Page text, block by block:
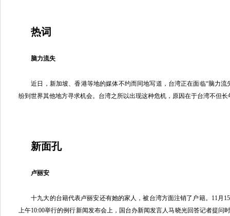
热词
脑力流失
近日，新加坡、香港等地的媒体不约而同地写道，台湾正在面临“脑力流
纷到世界其他地方寻求机会。台湾之所以出现这种危机，原因在于台湾不但
新面孔
卢丽安
十九大的台籍代表卢丽安还有她的家人，被台湾方面注销了户籍。11月
上午10:00举行的例行新闻发布会上，国台办新闻发言人马晓光回答记者提问